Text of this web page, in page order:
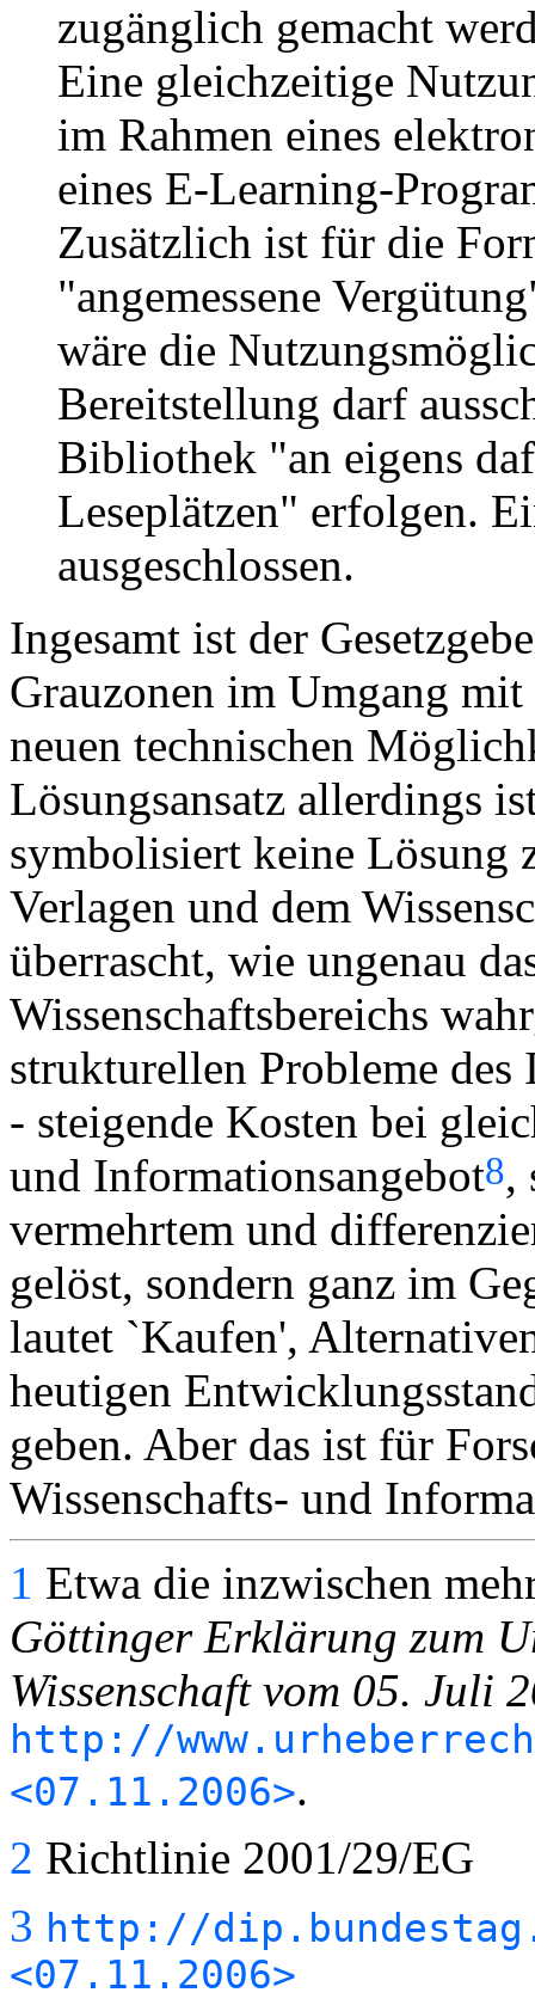
zugänglich gemacht
Eine gleichzeitige
im Rahmen eines
eines E-Learning-
Zusätzlich ist für die
"angemessene
wäre die
Bereitstellung darf
Bibliothek "an eigens
Leseplätzen" erfolgen.
ausgeschlossen.
Ingesamt ist der
Grauzonen im Umgang
neuen technischen
Lösungsansatz allerdings
symbolisiert keine Lösung
Verlagen und dem
überrascht, wie ungenau
Wissenschaftsbereichs
strukturellen Probleme
- steigende Kosten bei
und Informationsangebot8,
vermehrtem und
gelöst, sondern ganz im
lautet `Kaufen',
heutigen
geben. Aber das ist für
Wissenschafts- und
1 Etwa die inzwischen
Göttinger Erklärung zum
Wissenschaft vom 05. Juli
http://
<07.11.2006>.
2 Richtlinie 2001/29/EG
3 http://
<07.11.2006>